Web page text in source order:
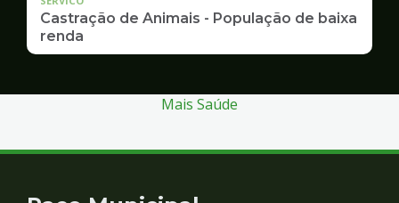
Castração de Animais - População de baixa
renda
Mais Saúde